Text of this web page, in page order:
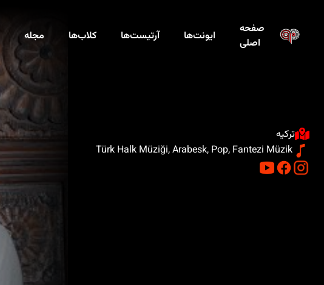
صفحه
اصلی
ایونت‌ها آرتیست‌ها کلاب‌ها مجله
ترکیه
Türk Halk Müziği, Arabesk, Pop, Fantezi Müzik